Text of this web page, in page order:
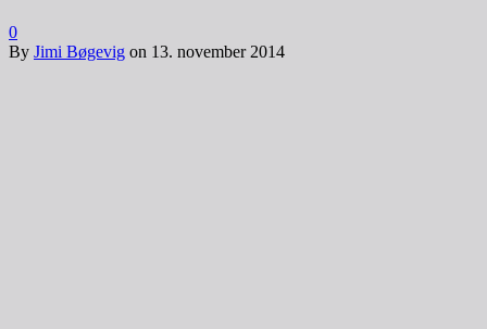
0
By Jimi Bøgevig on 13. november 2014